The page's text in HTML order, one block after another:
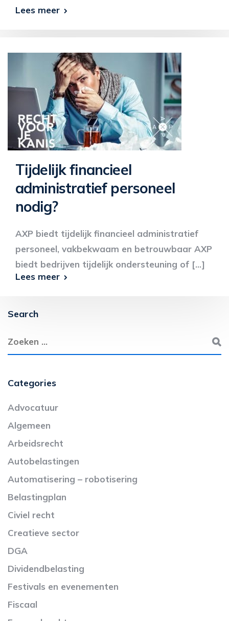
Lees meer
Tijdelijk financieel
administratief personeel
nodig?
AXP biedt tijdelijk financieel administratief
personeel, vakbekwaam en betrouwbaar AXP
biedt bedrijven tijdelijk ondersteuning of [...]
Lees meer
Search
Categories
Advocatuur
Algemeen
Arbeidsrecht
Autobelastingen
Automatisering – robotisering
Belastingplan
Civiel recht
Creatieve sector
DGA
Dividendbelasting
Festivals en evenementen
Fiscaal